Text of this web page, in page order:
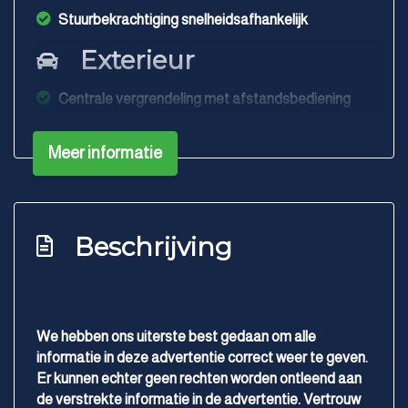
Stuurbekrachtiging snelheidsafhankelijk
Exterieur
Centrale vergrendeling met afstandsbediening
Dakrails
Lichtmetalen velgen 16"
Infotainment
Autotelefoon voorbereiding
Cd-wisselaar
Navigatiesysteem
Meer informatie
Beschrijving
We hebben ons uiterste best gedaan om alle
informatie in deze advertentie correct weer te geven.
Er kunnen echter geen rechten worden ontleend aan
de verstrekte informatie in de advertentie. Vertrouw